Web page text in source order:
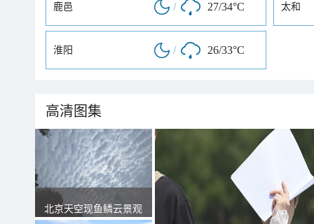
鹿邑 / 27/34°C 太和
淮阳 / 26/33°C
高清图集
北京天空现鱼鳞云景观